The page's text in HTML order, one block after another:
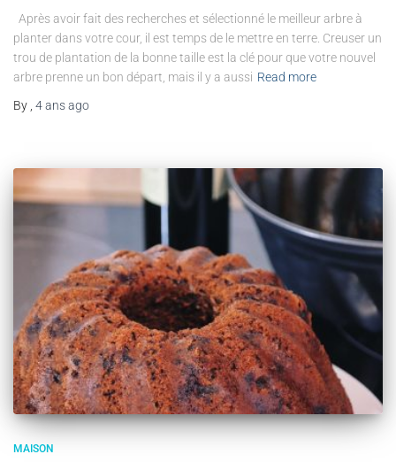
Après avoir fait des recherches et sélectionné le meilleur arbre à
planter dans votre cour, il est temps de le mettre en terre. Creuser un
trou de plantation de la bonne taille est la clé pour que votre nouvel
arbre prenne un bon départ, mais il y a aussi Read more
By 4 ansago
MAISON